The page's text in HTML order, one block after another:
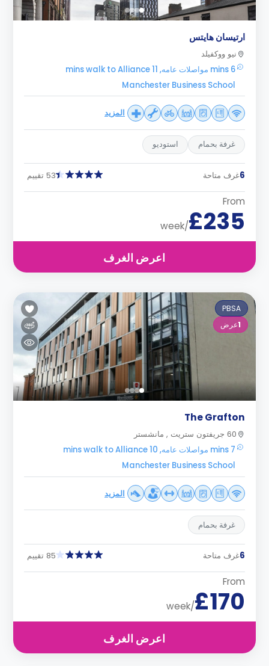
ارتيسان هايتس
نيو ووكفيلد
6 mins مواصلات عامه, 11 mins walk to Alliance
Manchester Business School
المزيد
غرفة بحمام استوديو
6غرف متاحة 53 تقييم
From
£235
/week
اعرض الغرف
PBSA
1عرض
The Grafton
60 جريفتون ستريت , مانشستر
7 mins مواصلات عامه, 10 mins walk to Alliance
Manchester Business School
المزيد
غرفة بحمام
6غرف متاحة 85 تقييم
From
£170
/week
اعرض الغرف